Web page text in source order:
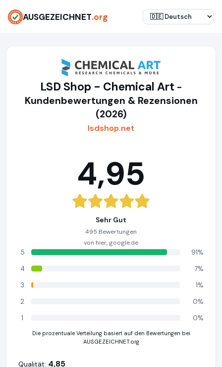
AUSGEZEICHNET.org
LSD Shop - Chemical Art -
Kundenbewertungen & Rezensionen
(2026)
lsdshop.net
4,95
Sehr Gut
495 Bewertungen
von hier, google.de
5
91%
4
7%
3
1%
2
0%
1
0%
Die prozentuale Verteilung basiert auf den Bewertungen bei
AUSGEZEICHNET.org
Qualität: 4,85